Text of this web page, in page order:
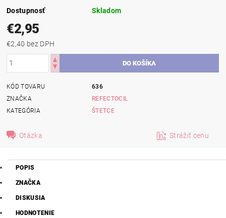
Dostupnosť Skladom
€2,95
€2,40 bez DPH
KÓD TOVARU
636
ZNAČKA
REFECTOCIL
KATEGÓRIA
ŠTETCE
Otázka Strážiť cenu
POPIS
ZNAČKA
DISKUSIA
HODNOTENIE